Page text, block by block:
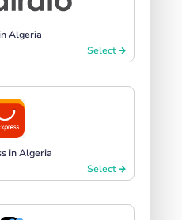
Algeria
Select
in Algeria
Select